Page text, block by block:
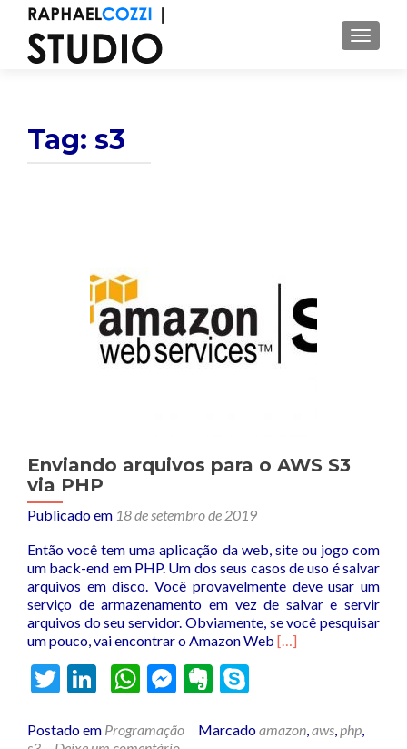
Tag: s3
Enviando arquivos para o AWS S3
via PHP
Publicado em 18 de setembro de 2019
Então você tem uma aplicação da web, site ou jogo com
um back-end em PHP. Um dos seus casos de uso é salvar
arquivos em disco. Você provavelmente deve usar um
serviço de armazenamento em vez de salvar e servir
arquivos do seu servidor. Obviamente, se você pesquisar
um pouco, vai encontrar o Amazon Web Leia
o
[…]
TwitterLinkedIn
WhatsApp
Messenger
Evernote
Postado em Programação Marcadoamazon,aws,php,